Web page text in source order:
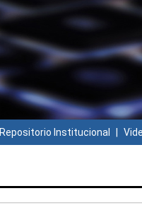
Repositorio Institucional